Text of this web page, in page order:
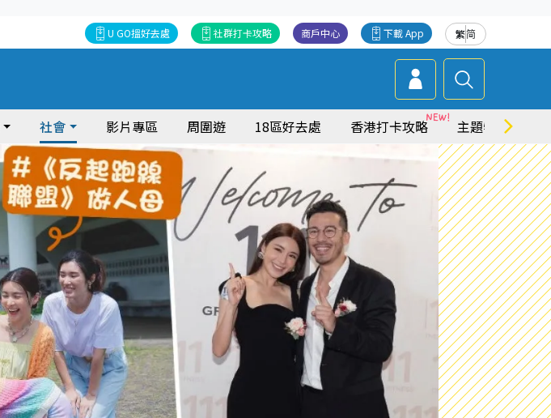
繁简
下載 App
商戶中心
社群打卡攻略
U GO搵好去處
社會 影片專區 周圍遊 18區好去處 香港打卡攻略 主題特集